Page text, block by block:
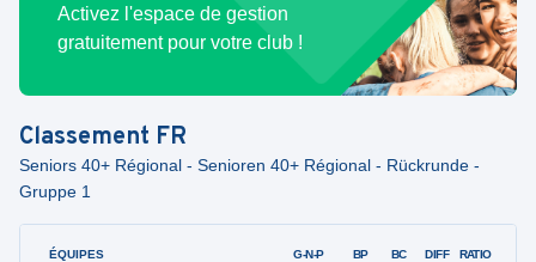
Activez l'espace de gestion
gratuitement pour votre club !
Classement FR
Seniors 40+ Régional - Senioren 40+ Régional - Rückrunde -
Gruppe 1
ÉQUIPES G-N-P BP BC DIFF RATIO